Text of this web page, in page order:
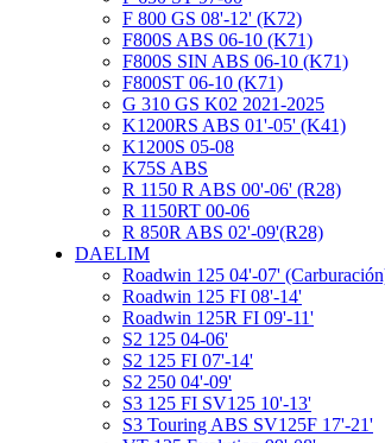
F 800 GS 08'-12' (K72)
F800S ABS 06-10 (K71)
F800S SIN ABS 06-10 (K71)
F800ST 06-10 (K71)
G 310 GS K02 2021-2025
K1200RS ABS 01'-05' (K41)
K1200S 05-08
K75S ABS
R 1150 R ABS 00'-06' (R28)
R 1150RT 00-06
R 850R ABS 02'-09'(R28)
DAELIM
Roadwin 125 04'-07'
Roadwin 125 FI 08'-14'
Roadwin 125R FI 09'-11'
S2 125 04-06'
S2 125 FI 07'-14'
S2 250 04'-09'
S3 125 FI SV125 10'-13'
S3 Touring ABS SV125F 17'-21'